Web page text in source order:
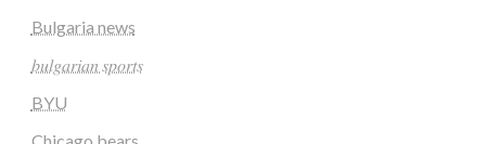
Bulgaria news
𝑏𝑢𝑙𝑔𝑎𝑟𝑖𝑎𝑛 𝑠𝑝𝑜𝑟𝑡𝑠
BYU
Chicago bears